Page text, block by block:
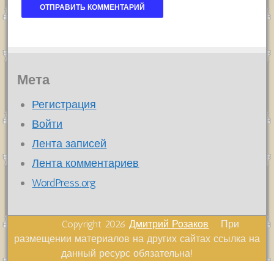
Мета
Регистрация
Войти
Лента записей
Лента комментариев
WordPress.org
Copyright 2026Дмитрий Розаков При
размещении материалов на других сайтах ссылка на
данный ресурс обязательна!